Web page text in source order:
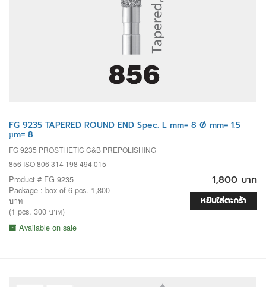
FG 9235 TAPERED ROUND END Spec. L mm= 8 Ø mm= 1.5
µm= 8
FG 9235 PROSTHETIC C&B PREPOLISHING
856 ISO 806 314 198 494 015
Product # FG 9235
Package : box of 6 pcs. 1,800
บาท
(1 pcs. 300 บาท)
Available on sale
1,800 บาท
หยิบใส่ตะกร้า